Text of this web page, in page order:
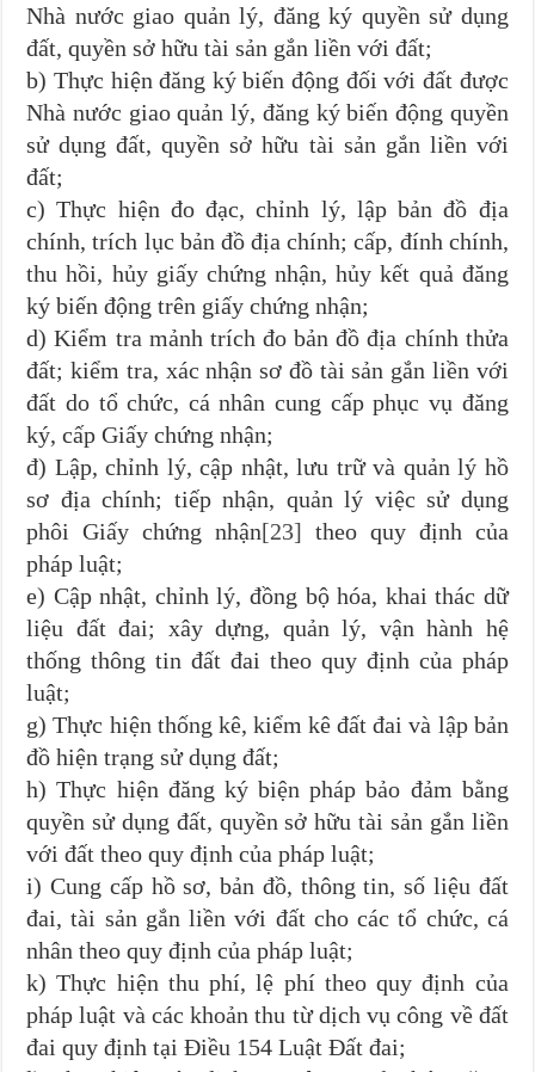
Nhà nước giao quản lý, đăng ký quyền sử dụng
đất, quyền sở hữu tài sản gắn liền với đất;
b) Thực hiện đăng ký biến động đối với đất được
Nhà nước giao quản lý, đăng ký biến động quyền
sử dụng đất, quyền sở hữu tài sản gắn liền với
đất;
c) Thực hiện đo đạc, chỉnh lý, lập bản đồ địa
chính, trích lục bản đồ địa chính; cấp, đính chính,
thu hồi, hủy giấy chứng nhận, hủy kết quả đăng
ký biến động trên giấy chứng nhận;
d) Kiểm tra mảnh trích đo bản đồ địa chính thửa
đất; kiểm tra, xác nhận sơ đồ tài sản gắn liền với
đất do tổ chức, cá nhân cung cấp phục vụ đăng
ký, cấp Giấy chứng nhận;
đ) Lập, chỉnh lý, cập nhật, lưu trữ và quản lý hồ
sơ địa chính; tiếp nhận, quản lý việc sử dụng
phôi Giấy chứng nhận[23] theo quy định của
pháp luật;
e) Cập nhật, chỉnh lý, đồng bộ hóa, khai thác dữ
liệu đất đai; xây dựng, quản lý, vận hành hệ
thống thông tin đất đai theo quy định của pháp
luật;
g) Thực hiện thống kê, kiểm kê đất đai và lập bản
đồ hiện trạng sử dụng đất;
h) Thực hiện đăng ký biện pháp bảo đảm bằng
quyền sử dụng đất, quyền sở hữu tài sản gắn liền
với đất theo quy định của pháp luật;
i) Cung cấp hồ sơ, bản đồ, thông tin, số liệu đất
đai, tài sản gắn liền với đất cho các tổ chức, cá
nhân theo quy định của pháp luật;
k) Thực hiện thu phí, lệ phí theo quy định của
pháp luật và các khoản thu từ dịch vụ công về đất
đai quy định tại Điều 154 Luật Đất đai;